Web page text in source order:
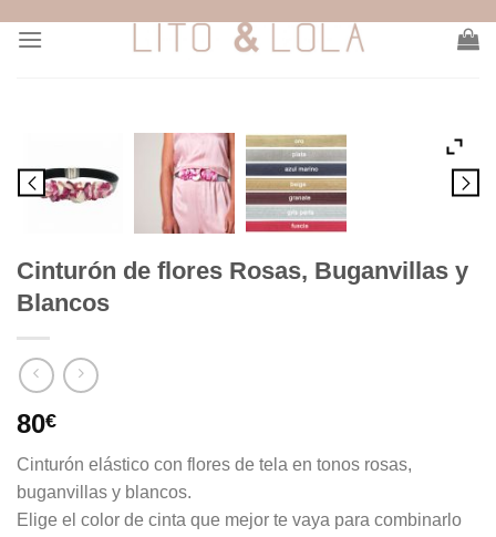
Cinturón de flores Rosas, Buganvillas y
Blancos
80€
Cinturón elástico con flores de tela en tonos rosas,
buganvillas y blancos.
Elige el color de cinta que mejor te vaya para combinarlo